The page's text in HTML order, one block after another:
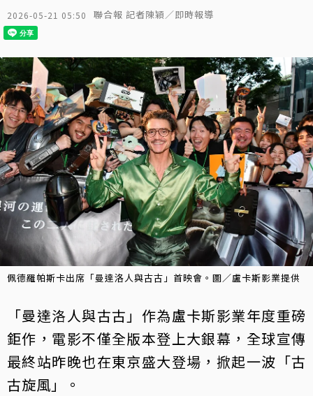
2026-05-21 05:50 聯合報 記者陳穎／即時報導
佩德羅帕斯卡出席「曼達洛人與古古」首映會。圖／盧卡斯影業提供
「曼達洛人與古古」作為盧卡斯影業年度重磅
鉅作，電影不僅全版本登上大銀幕，全球宣傳
最終站昨晚也在東京盛大登場，掀起一波「古
古旋風」。